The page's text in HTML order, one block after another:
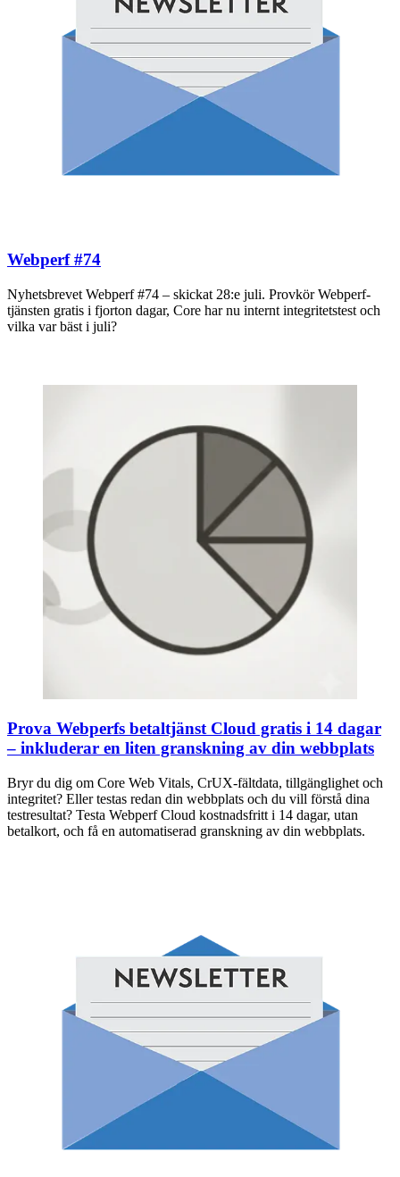
Webperf #74
Nyhetsbrevet Webperf #74 – skickat 28:e juli. Provkör Webperf-
tjänsten gratis i fjorton dagar, Core har nu internt integritetstest och
vilka var bäst i juli?
Prova Webperfs betaltjänst Cloud gratis i 14 dagar
– inkluderar en liten granskning av din webbplats
Bryr du dig om Core Web Vitals, CrUX-fältdata, tillgänglighet och
integritet? Eller testas redan din webbplats och du vill förstå dina
testresultat? Testa Webperf Cloud kostnadsfritt i 14 dagar, utan
betalkort, och få en automatiserad granskning av din webbplats.